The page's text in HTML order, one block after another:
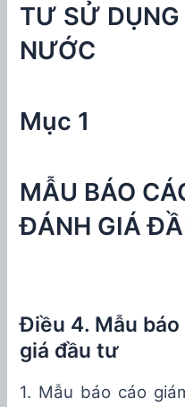
TƯ SỬ
NƯỚC
Mục 1
MẪU BÁO
ĐÁNH GIÁ
Điều 4. Mẫu
giá đầu tư
1. Mẫu báo cáo